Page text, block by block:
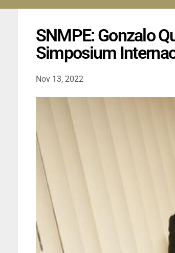
SNMPE: Gonzalo
Simposium
Nov 13, 2022